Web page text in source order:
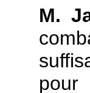
M.
pour